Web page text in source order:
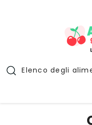
Elenco degli